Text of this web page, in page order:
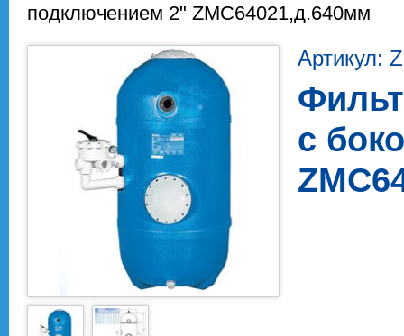
подключением 2" ZMC64021,д.640мм
Артикул:
с